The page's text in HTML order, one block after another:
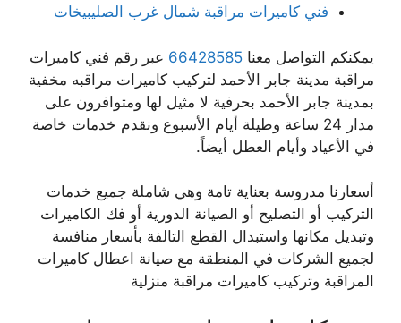
فني كاميرات مراقبة شمال غرب الصليبيخات
يمكنكم التواصل معنا 66428585 عبر رقم فني كاميرات
مراقبة مدينة جابر الأحمد لتركيب كاميرات مراقبه مخفية
بمدينة جابر الأحمد بحرفية لا مثيل لها ومتوافرون على
مدار 24 ساعة وطيلة أيام الأسبوع ونقدم خدمات خاصة
في الأعياد وأيام العطل أيضاً.
أسعارنا مدروسة بعناية تامة وهي شاملة جميع خدمات
التركيب أو التصليح أو الصيانة الدورية أو فك الكاميرات
وتبديل مكانها واستبدال القطع التالفة بأسعار منافسة
لجميع الشركات في المنطقة مع صيانة اعطال كاميرات
المراقبة وتركيب كاميرات مراقبة منزلية